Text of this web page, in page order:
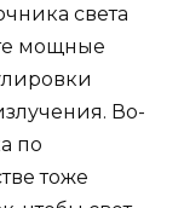
света
мощные
Во-
по
тоже